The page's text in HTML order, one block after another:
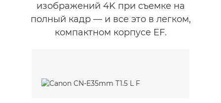
изображений 4K при съемке на
полный кадр — и все это в легком,
компактном корпусе EF.